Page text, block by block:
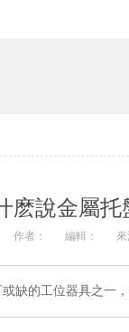
麽說金屬
作者： 編輯： 來
的工位器具之一